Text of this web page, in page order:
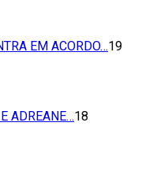
EM ACORDO…19
ADREANE…18